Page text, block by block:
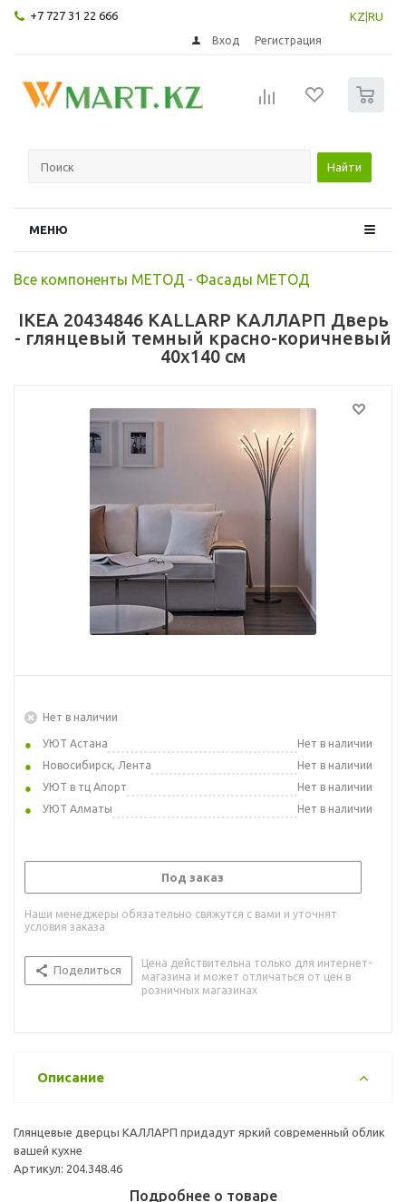
+7 727 31 22 666 KZ RU
Вход Регистрация
Найти
МЕНЮ
Все компоненты МЕТОД - Фасады МЕТОД
IKEA 20434846 KALLARP КАЛЛАРП Дверь
- глянцевый темный красно-коричневый
40x140 см
Нет в наличии
УЮТ Астана
Нет в наличии
Новосибирск, Лента
Нет в наличии
УЮТ в тц Апорт
Нет в наличии
УЮТ Алматы
Нет в наличии
Под заказ
Наши менеджеры обязательно свяжутся с вами и уточнят
условия заказа
Поделиться
Цена действительна только для интернет-
магазина и может отличаться от цен в
розничных магазинах
Описание
Глянцевые дверцы КАЛЛАРП придадут яркий современный облик
вашей кухне
Артикул: 204.348.46
Подробнее о товаре